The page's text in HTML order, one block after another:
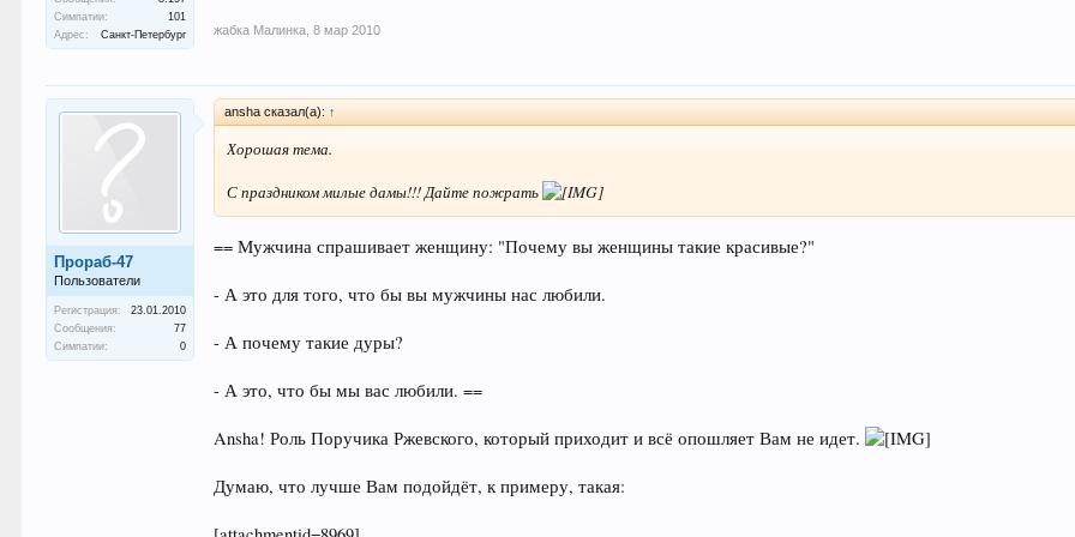
Симпатии:
101
Адрес:
Санкт-Петербург
жабка Малинка 8 мар 2010
Прораб-47
Пользователи
Регистрация:
23.01.2010
Сообщения:
77
Симпатии:
0
ansha сказал(а): ↑
Хорошая тема.
С праздником милые дамы!!! Дайте пожрать
== Мужчина спрашивает женщину: "Почему вы женщины такие красивые?"
- А это для того, что бы вы мужчины нас любили.
- А почему такие дуры?
- А это, что бы мы вас любили. ==
Ansha! Роль Поручика Ржевского, который приходит и всё опошляет Вам не идет.
Думаю, что лучше Вам подойдёт, к примеру, такая: